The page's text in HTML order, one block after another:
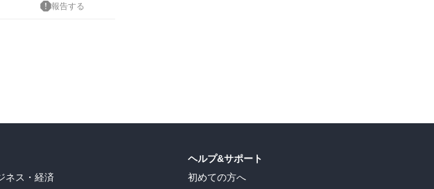
報告する
ネス・経済
ヘルプ&サポート
初めての方へ